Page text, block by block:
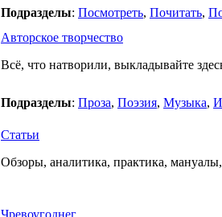
Подразделы: Посмотреть, Почитать,
Авторское творчество
Всё, что натворили, выкладывайте
Подразделы: Проза, Поэзия, Музыка,
Статьи
Обзоры, аналитика, практика,